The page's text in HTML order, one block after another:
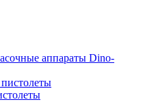
аппараты Dino-